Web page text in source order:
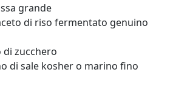
grande
di riso fermentato genuino
zucchero
di sale kosher o marino fino